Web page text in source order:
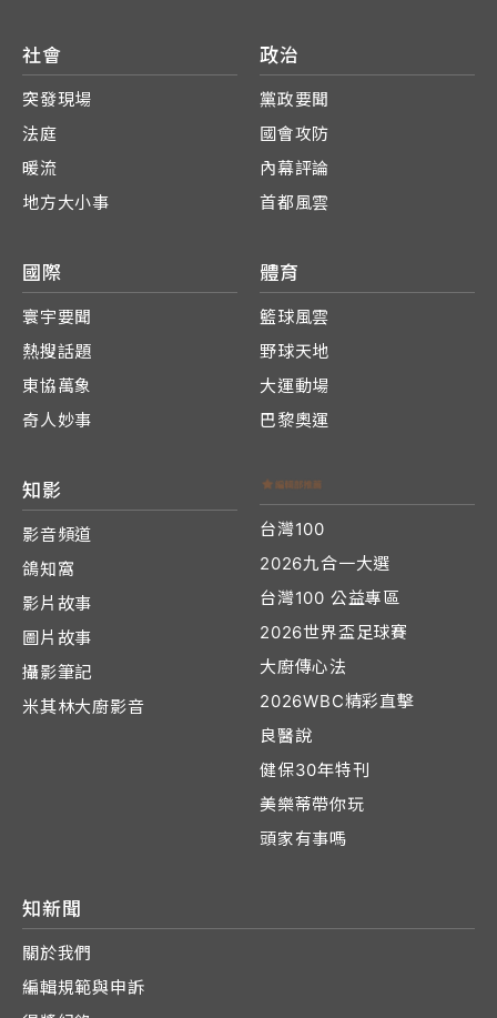
社會
突發現場
法庭
暖流
地方大小事
政治
黨政要聞
國會攻防
內幕評論
首都風雲
國際
寰宇要聞
熱搜話題
東協萬象
奇人妙事
體育
籃球風雲
野球天地
大運動場
巴黎奧運
知影
影音頻道
鴿知窩
影片故事
圖片故事
攝影筆記
米其林大廚影音
台灣100
2026九合一大選
台灣100 公益專區
2026世界盃足球賽
大廚傳心法
2026WBC精彩直擊
良醫說
健保30年特刊
美樂蒂帶你玩
頭家有事嗎
知新聞
關於我們
編輯規範與申訴